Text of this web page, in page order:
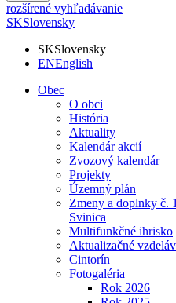
rozšírené vyhľadávanie
SKSlovensky
SKSlovensky
ENEnglish
Obec
O obci
História
Aktuality
Kalendár akcií
Zvozový kalendár
Projekty
Územný plán
Zmeny a doplnky č.
Svinica
Multifunkčné ihrisko
Aktualizačné
Cintorín
Fotogaléria
Rok 2026